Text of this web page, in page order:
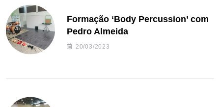
Formação ‘Body Percussion’ com
Pedro Almeida
20/03/2023